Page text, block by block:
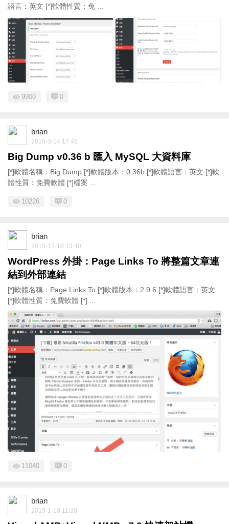
語言：英文 [*]軟體性質：免 ...
9900 0
brian
2016-3-14 17:46
Big Dump v0.36 b 匯入 MySQL 大資料庫
[*]軟體名稱：Big Dump [*]軟體版本：0.36b [*]軟體語言：英文 [*]軟
體性質：免費軟體 [*]檔案 ...
10226 0
brian
2015-12-19 13:40
WordPress 外掛：Page Links To 將整篇文章連
結到外部連結
[*]軟體名稱：Page Links To [*]軟體版本：2.9.6 [*]軟體語言：英文
[*]軟體性質：免費軟體 [*] ...
11040 0
brian
2015-1-18 11:38